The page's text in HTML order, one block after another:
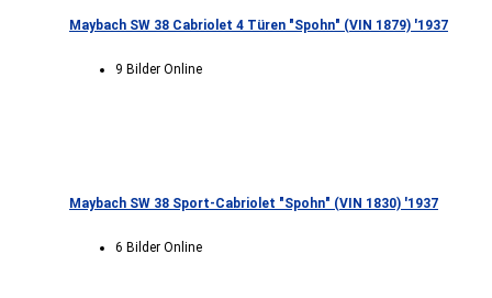
Maybach SW 38 Cabriolet 4 Türen "Spohn" (VIN 1879) '1937
9 Bilder Online
Maybach SW 38 Sport-Cabriolet "Spohn" (VIN 1830) '1937
6 Bilder Online